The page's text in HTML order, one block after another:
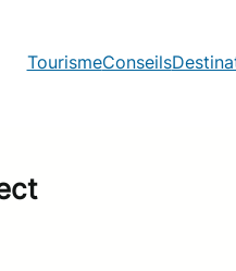
Conseils
Tourisme